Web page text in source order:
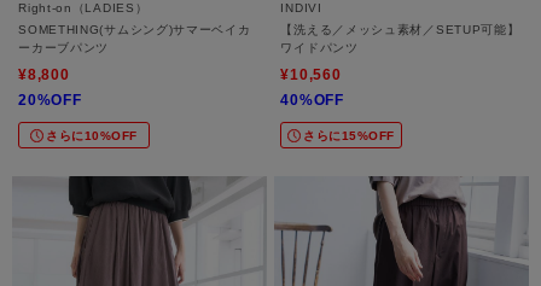
Right-on（LADIES）
SOMETHING(サムシング)サマーベイカ
ーカーブパンツ
¥8,800
20%OFF
さらに10%OFF
INDIVI
【洗える／メッシュ素材／SETUP可能】
ワイドパンツ
¥10,560
40%OFF
さらに15%OFF